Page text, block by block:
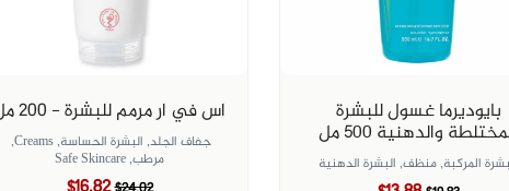
اس في ار مرمم للبشرة - 200 مل
جفاف الجلد, البشرة الحساسة,Creams,
مرطب,Safe Skincare
بايوديرما غسول للبشرة
والدهنية ٥٠٠ مل
المركبة,منظف, البشرة الدهنية